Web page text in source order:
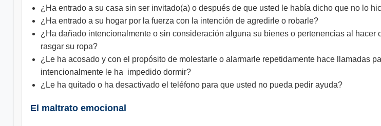
¿Ha entrado a su casa sin ser invitado(a) o después de que usted le había dicho que no lo
¿Ha entrado a su hogar por la fuerza con la intención de agredirle o robarle?
¿Ha dañado intencionalmente o sin consideración alguna su bienes o pertenencias al
rasgar su ropa?
¿Le ha acosado y con el propósito de molestarle o alarmarle repetidamente hace llamadas
intencionalmente le ha impedido dormir?
¿Le ha quitado o ha desactivado el teléfono para que usted no pueda pedir ayuda?
El maltrato emocional